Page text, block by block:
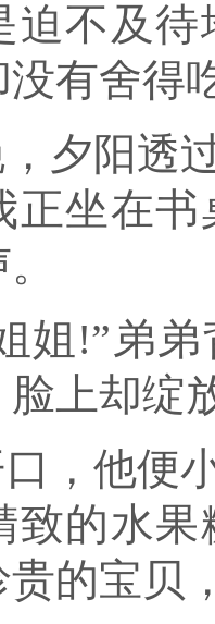
迫不及
有舍得
夕阳透
正坐在
姐!”弟
上却绽
，他便
致的水
的宝贝